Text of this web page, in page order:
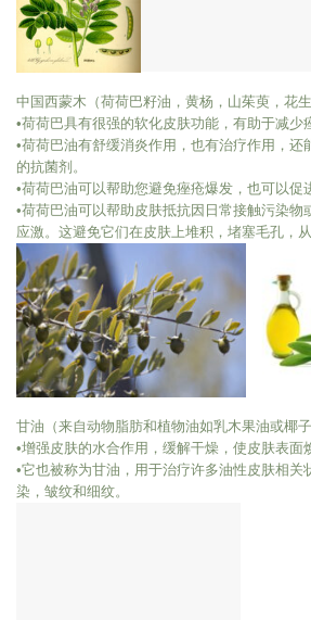
中国西蒙木（荷荷巴籽油，黄杨，山茱萸，花生
•荷荷巴具有很强的软化皮肤功能，有助于减少
•荷荷巴油有舒缓消炎作用，也有治疗作用，还
的抗菌剂。
•荷荷巴油可以帮助您避免痤疮爆发，也可以促
•荷荷巴油可以帮助皮肤抵抗因日常接触污染物
应激。这避免它们在皮肤上堆积，堵塞毛孔，
甘油（来自动物脂肪和植物油如乳木果油或椰子
•增强皮肤的水合作用，缓解干燥，使皮肤表面
•它也被称为甘油，用于治疗许多油性皮肤相关
染，皱纹和细纹。